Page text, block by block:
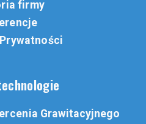
firmy
Grawitacyjnego